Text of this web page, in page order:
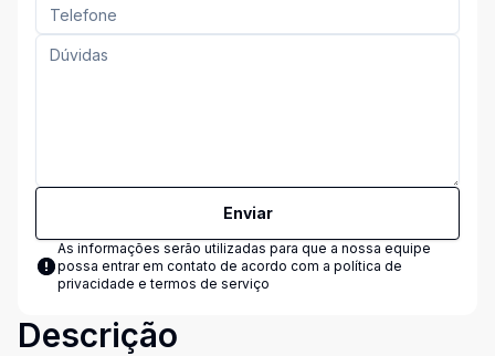
Enviar
As informações serão utilizadas para que a nossa equipe
possa entrar em contato de acordo com a política de
privacidade e termos de serviço
Descrição